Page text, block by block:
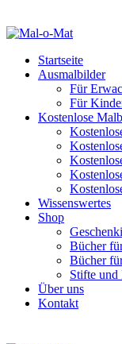
Startseite
Ausmalbilder
Für
Für
Kostenlose
Wissenswertes
Shop
Bücher
Bücher
Stifte und
Über uns
Kontakt